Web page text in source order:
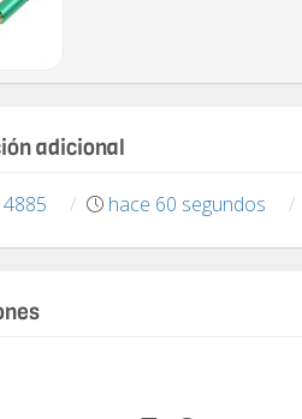
adicional
hace 60 segundos